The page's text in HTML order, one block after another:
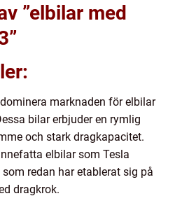
”elbilar med
marknaden för elbilar
bilar erbjuder en rymlig
och stark dragkapacitet.
elbilar som Tesla
redan har etablerat sig på
dragkrok.